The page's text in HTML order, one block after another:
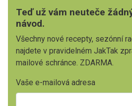
Teď už vám neuteče
návod.
Všechny nové recepty, sezónní
najdete v pravidelném JakTak
mailové schránce. ZDARMA.
Vaše e-mailová adresa